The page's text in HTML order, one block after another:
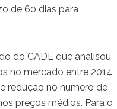
de 60 dias para
do CADE que analisou
no mercado entre 2014
redução no número de
preços médios. Para o